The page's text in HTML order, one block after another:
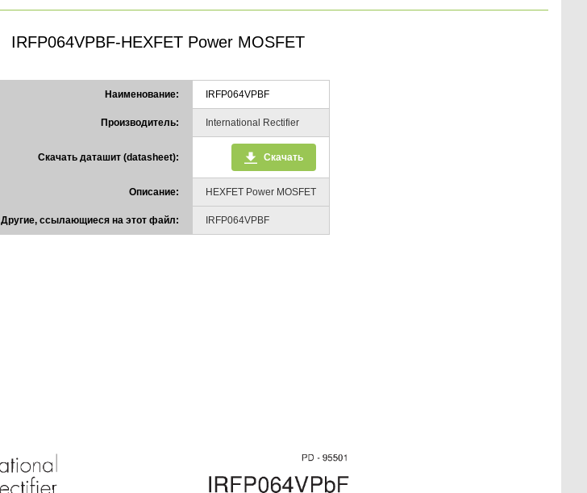
IRFP064VPBF-HEXFET Power MOSFET
Наименование: IRFP064VPBF
Производитель: International Rectifier
Скачать даташит (datasheet): Скачать
Описание: HEXFET Power MOSFET
Другие, ссылающиеся на этот файл: IRFP064VPBF